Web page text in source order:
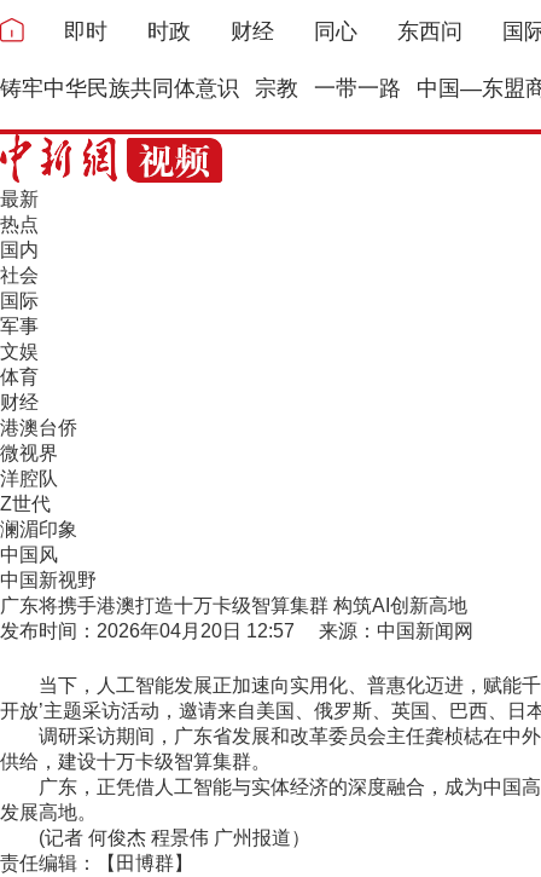
即时 时政 财经 同心 东西问 国
铸牢中华民族共同体意识 宗教 一带一路 中国—东盟
最新
热点
国内
社会
国际
军事
文娱
体育
财经
港澳台侨
微视界
洋腔队
Z世代
澜湄印象
中国风
中国新视野
广东将携手港澳打造十万卡级智算集群 构筑AI创新高地
发布时间：2026年04月20日 12:57 来源：中国新闻网
当下，人工智能发展正加速向实用化、普惠化迈进，赋能千
开放’主题采访活动，邀请来自美国、俄罗斯、英国、巴西、
调研采访期间，广东省发展和改革委员会主任龚桢梽在中外
供给，建设十万卡级智算集群。
广东，正凭借人工智能与实体经济的深度融合，成为中国高
发展高地。
(记者 何俊杰 程景伟 广州报道）
责任编辑：【田博群】